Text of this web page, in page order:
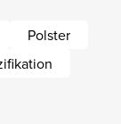
Polster